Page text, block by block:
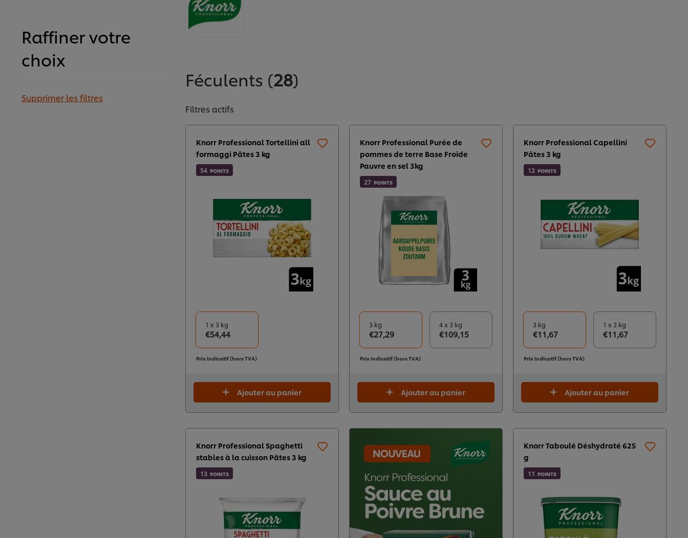
Raffiner votre
choix
Supprimer les filtres
Féculents (28)
Filtres actifs
Knorr Professional Tortellini all
formaggi Pâtes 3 kg
54 POINTS
1 x 3 kg
€54,44
Prix indicatif (hors TVA)
Ajouter au panier
Knorr Professional Purée de
pommes de terre Base Froide
Pauvre en sel 3kg ​
27 POINTS
3 kg
€27,29
4 x 3 kg
€109,15
Prix indicatif (hors TVA)
Ajouter au panier
Knorr Professional Capellini
Pâtes 3 kg
12 POINTS
3 kg
€11,67
1 x 3 kg
€11,67
Prix indicatif (hors TVA)
Ajouter au panier
Knorr Professional Spaghetti
stables à la cuisson Pâtes 3 kg
13 POINTS
Knorr Taboulé Déshydraté 625
g
11 POINTS